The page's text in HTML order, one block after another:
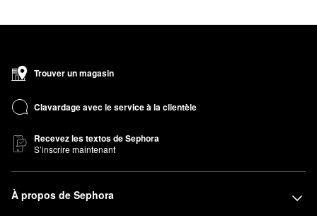
Trouver un magasin
Clavardage avec le service à la clientèle
Recevez les textos de Sephora
S’inscrire maintenant
À propos de Sephora